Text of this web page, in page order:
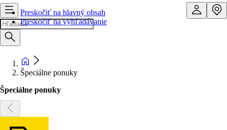
Preskočiť na hlavný obsah
Preskočiť na vyhľadávanie
Špeciálne ponuky
Špeciálne ponuky